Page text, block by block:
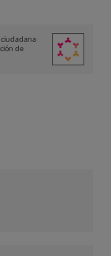
ciudadana
de